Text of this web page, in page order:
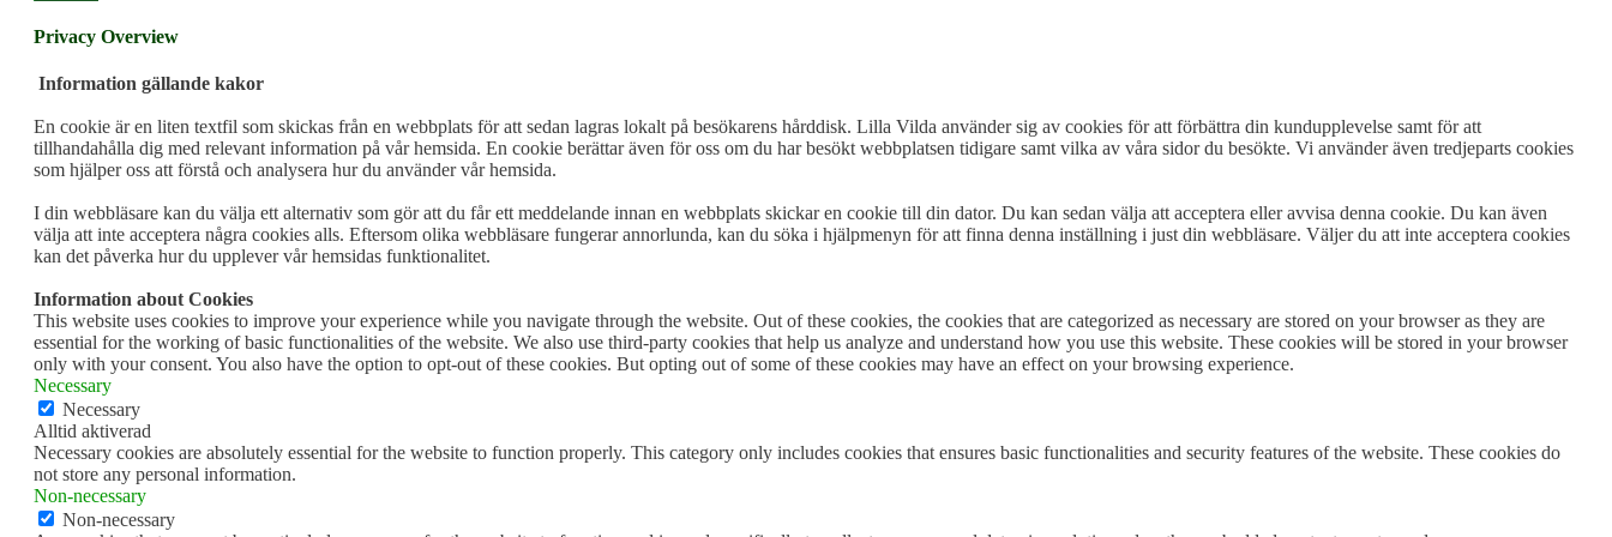
Privacy Overview
Information gällande kakor
En cookie är en liten textfil som skickas från en webbplats för att sedan lagras lokalt på besökarens hårddisk. Lilla Vilda använder sig av cookies för att förbättra din kundupplevelse samt för att
tillhandahålla dig med relevant information på vår hemsida. En cookie berättar även för oss om du har besökt webbplatsen tidigare samt vilka av våra sidor du besökte. Vi använder även tredjeparts cookies
som hjälper oss att förstå och analysera hur du använder vår hemsida.
I din webbläsare kan du välja ett alternativ som gör att du får ett meddelande innan en webbplats skickar en cookie till din dator. Du kan sedan välja att acceptera eller avvisa denna cookie. Du kan även
välja att inte acceptera några cookies alls. Eftersom olika webbläsare fungerar annorlunda, kan du söka i hjälpmenyn för att finna denna inställning i just din webbläsare. Väljer du att inte acceptera cookies
kan det påverka hur du upplever vår hemsidas funktionalitet.
Information about Cookies
This website uses cookies to improve your experience while you navigate through the website. Out of these cookies, the cookies that are categorized as necessary are stored on your browser as they are
essential for the working of basic functionalities of the website. We also use third-party cookies that help us analyze and understand how you use this website. These cookies will be stored in your browser
only with your consent. You also have the option to opt-out of these cookies. But opting out of some of these cookies may have an effect on your browsing experience.
Necessary
Necessary
Alltid aktiverad
Necessary cookies are absolutely essential for the website to function properly. This category only includes cookies that ensures basic functionalities and security features of the website. These cookies do
not store any personal information.
Non-necessary
Non-necessary